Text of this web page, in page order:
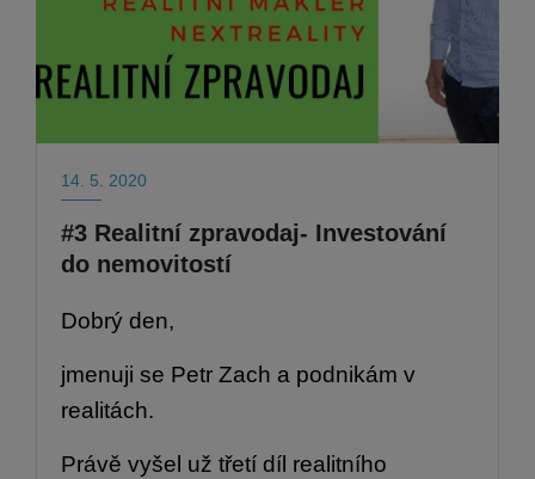
14. 5. 2020
#3 Realitní zpravodaj- Investování
do nemovitostí
Dobrý den,
jmenuji se Petr Zach a podnikám v
realitách.
Právě vyšel už třetí díl realitního